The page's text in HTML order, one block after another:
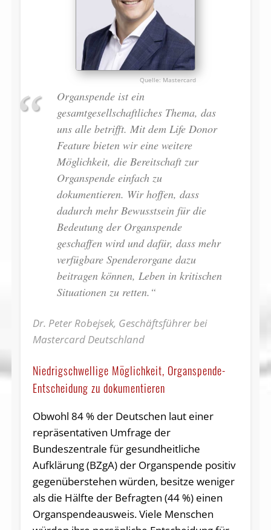
Mastercard
Organspende ist ein
gesamtgesellschaftliches Thema, das
uns alle betrifft. Mit dem Life Donor
Feature bieten wir eine weitere
Möglichkeit, die Bereitschaft zur
Organspende einfach zu
dokumentieren. Wir hoffen, dass
dadurch mehr Bewusstsein für die
Bedeutung der Organspende
geschaffen wird und dafür, dass mehr
verfügbare Spenderorgane dazu
beitragen können, Leben in kritischen
Situationen zu retten.“
Dr. Peter Robejsek, Geschäftsführer bei
Mastercard Deutschland
Niedrigschwellige Möglichkeit, Organspende-
Entscheidung zu dokumentieren
Obwohl 84 % der Deutschen laut einer
repräsentativen Umfrage der
Bundeszentrale für gesundheitliche
Aufklärung (BZgA) der Organspende positiv
gegenüberstehen würden, besitze weniger
als die Hälfte der Befragten (44 %) einen
Organspendeausweis. Viele Menschen